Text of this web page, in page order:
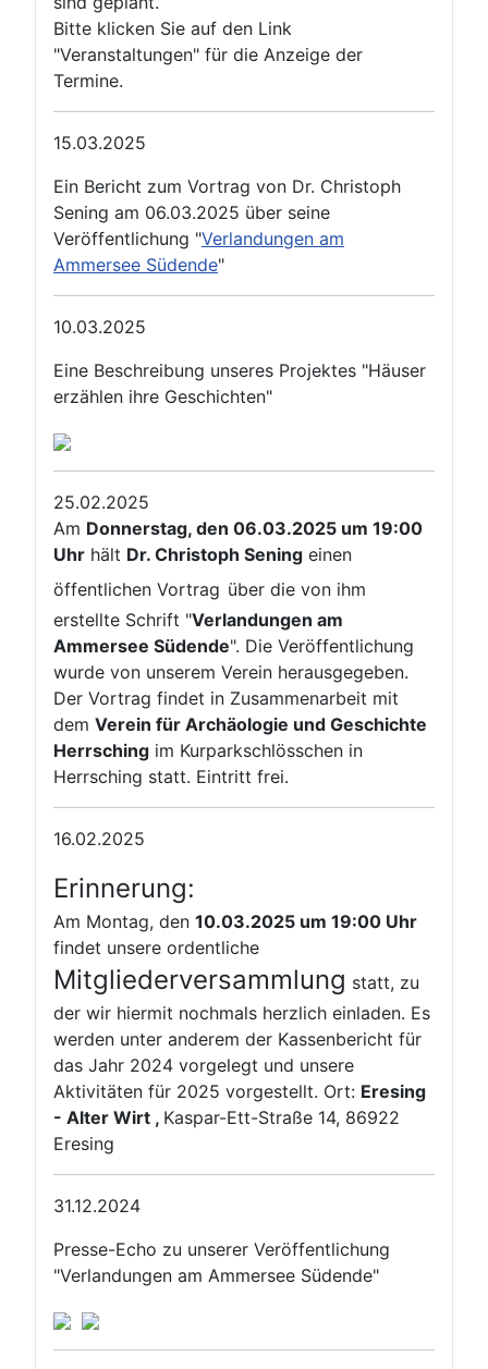
Bitte klicken Sie auf den Link
"Veranstaltungen" für die Anzeige der
Termine.
15.03.2025
Ein Bericht zum Vortrag von Dr. Christoph
Sening am 06.03.2025 über seine
Veröffentlichung "Verlandungen am
Ammersee Südende"
10.03.2025
Eine Beschreibung unseres Projektes "Häuser
erzählen ihre Geschichten"
25.02.2025
Am Donnerstag, den 06.03.2025 um 19:00
Uhr hält Dr. Christoph Sening einen
öffentlichen Vortrag über die von ihm
erstellte Schrift "Verlandungen am
Ammersee Südende". Die Veröffentlichung
wurde von unserem Verein herausgegeben.
Der Vortrag findet in Zusammenarbeit mit
dem Verein für Archäologie und Geschichte
Herrsching im Kurparkschlösschen in
Herrsching statt. Eintritt frei.
16.02.2025
Erinnerung:
Am Montag, den 10.03.2025 um 19:00 Uhr
findet unsere ordentliche
Mitgliederversammlung statt, zu
der wir hiermit nochmals herzlich einladen. Es
werden unter anderem der Kassenbericht für
das Jahr 2024 vorgelegt und unsere
Aktivitäten für 2025 vorgestellt. Ort: Eresing
- Alter Wirt , Kaspar-Ett-Straße 14, 86922
Eresing
31.12.2024
Presse-Echo zu unserer Veröffentlichung
"Verlandungen am Ammersee Südende"